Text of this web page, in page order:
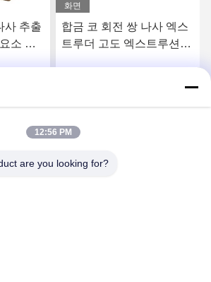
사 추출
소 산
으십시
화면
합금 코 회전 쌍 나사 엑스
트루더 고도 엑스트루션용
12:56 PM
are you looking for?